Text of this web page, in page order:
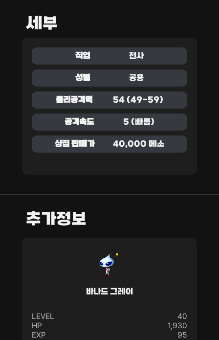
세부
직업 전사
성별 공용
물리공격력 54 (49-59)
공격속도 5 (빠름)
상점 판매가 40,000 메소
추가정보
바나드 그레이
LEVEL
40
HP
1,930
EXP
95